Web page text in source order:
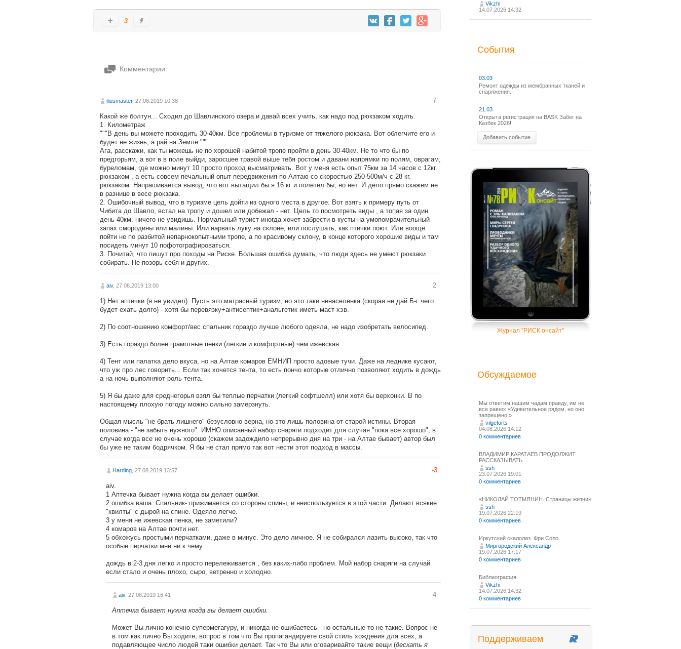
3
Комментарии:
iliusmaster, 27.08.2019 10:38 7
Какой же болтун... Сходил до Шавлинского озера и давай всех учить, как надо под рюкзаком ходить.
1. Километраж
"""В день вы можете проходить 30-40км. Все проблемы в туризме от тяжелого рюкзака. Вот облегчите его и
будет не жизнь, а рай на Земле."""
Ага, расскажи, как ты можешь не по хорошей набитой тропе пройти в день 30-40км. Не то что бы по
предгорьям, а вот в в поле выйди, заросшее травой выше тебя ростом и давани напрямки по полям, оврагам,
буреломам, где можно минут 10 просто проход высматривать. Вот у меня есть опыт 75км за 14 часов с 12кг.
рюкзаком , а есть совсем печальный опыт передвижения по Алтаю со скоростью 250-500м/ч с 28 кг.
рюкзаком. Напрашивается вывод, что вот вытащил бы я 16 кг и полетел бы, но нет. И дело прямо скажем не
в разнице в весе рюкзака.
2. Ошибочный вывод, что в туризме цель дойти из одного места в другое. Вот взять к примеру путь от
Чибита до Шавло, встал на тропу и дошел или добежал - нет. Цель то посмотреть виды , а топая за один
день 40км. ничего не увидишь. Нормальный турист иногда хочет забрести в кусты на умопомрачительный
запах смородины или малины. Или нарвать луку на склоне, или послушать, как птички поют. Или вооще
пойти не по разбитой непарнокопытными тропе, а по красивому склону, в конце которого хорошие виды и там
посидеть минут 10 пофотографироваться.
3. Почитай, что пишут про походы на Риске. Большая ошибка думать, что люди здесь не умеют рюкзаки
собирать. Не позорь себя и других.
aiv, 27.08.2019 13:00 2
1) Нет аптечки (я не увидел). Пусть это матрасный туризм, но это таки ненаселенка (скорая не дай Б-г чего
будет ехать долго) - хотя бы перевязку+антисептик+анальгетик иметь маст хэв.
2) По соотношению комфорт/вес спальник гораздо лучше любого одеяла, не надо изобретать велосипед.
3) Есть гораздо более грамотные пенки (легкие и комфортные) чем ижевская.
4) Тент или палатка дело вкуса, но на Алтае комаров ЕМНИП просто адовые тучи. Даже на леднике кусают,
что уж про лес говорить... Если так хочется тента, то есть пончо которые отлично позволяют ходить в дождь
а на ночь выполняют роль тента.
5) Я бы даже для среднегорья взял бы теплые перчатки (легкий софтшелл) или хотя бы верхонки. В по
настоящему плохую погоду можно сильно замерзнуть.
Общая мысль "не брать лишнего" безусловно верна, но это лишь половина от старой истины. Вторая
половина - "не забыть нужного". ИМНО описанный набор снаряги подходит для случая "пока все хорошо", в
случае когда все не очень хорошо (скажем задождило непрерывно дня на три - на Алтае бывает) автор был
бы уже не таким бодрячком. Я бы не стал прямо так вот нести этот подход в массы.
Harding , 27.08.2019 13:57 -3
aiv.
1 Аптечка бывает нужна когда вы делает ошибки.
2 ошибка ваша. Спальник- прижимается со стороны спины, и неиспользуется в этой части. Делают всякие
"квилты" с дырой на спине. Одеяло легче.
3 у меня не ижевская пенка, не заметили?
4 комаров на Алтае почти нет.
5 обхожусь простыми перчатками, даже в минус. Это дело личное. Я не собирался лазить высоко, так что
особые перчатки мне ни к чему.
дождь в 2-3 дня легко и просто перележивается , без каких-либо проблем. Мой набор снаряги на случай
если стало и очень плохо, сыро, ветренно и холодно.
aiv, 27.08.2019 16:41 4
Аптечка бывает нужна когда вы делает ошибки.
Может Вы лично конечно супермегагуру, и никогда не ошибаетесь - но остальные то не такие. Вопрос не
в том как лично Вы ходите, вопрос в том что Вы пропагандируете свой стиль хождения для всех, а
подавляющее число людей таки ошибки делает. Так что Вы или оговаривайте такие вещи (дескать я
Vikzhi
14.07.2026 14:32
События
03.03
Ремонт одежды из мембранных тканей и
снаряжения.
21.03
Открыта регистрация на BASK Забег на
Казбек 2026!
Добавить событие
Журнал "РИСК онсайт"
Обсуждаемое
Мы ответим нашим чадам правду, им не
все равно: «Удивительное рядом, но оно
запрещено!»
vilgeforts
04.08.2026 14:12
0 комментариев
ВЛАДИМИР КАРАТАЕВ ПРОДОЛЖИТ
РАССКАЗЫВАТЬ…
ssh
23.07.2026 19:01
0 комментариев
«НИКОЛАЙ ТОТМЯНИН. Страницы жизни»
ssh
19.07.2026 22:19
0 комментариев
Иркутский скалолаз. Фри Соло.
Миргородский Александр
19.07.2026 17:17
0 комментариев
Библиография
Vikzhi
14.07.2026 14:32
0 комментариев
Поддерживаем